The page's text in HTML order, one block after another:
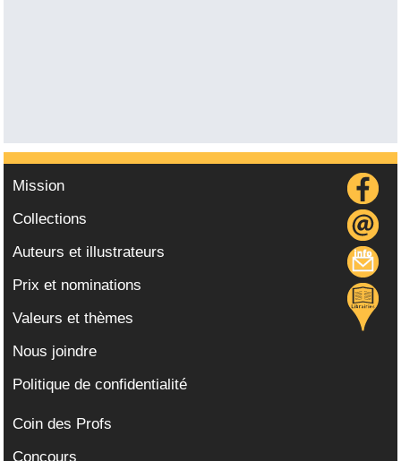
Mission
Collections
Auteurs et illustrateurs
Prix et nominations
Valeurs et thèmes
Nous joindre
Politique de confidentialité
Coin des Profs
Concours